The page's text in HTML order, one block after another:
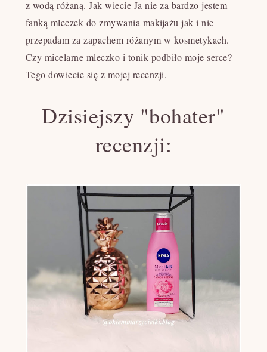
z wodą różaną. Jak wiecie Ja nie za bardzo jestem
fanką mleczek do zmywania makijażu jak i nie
przepadam za zapachem różanym w kosmetykach.
Czy micelarne mleczko i tonik podbiło moje serce?
Tego dowiecie się z mojej recenzji.
Dzisiejszy "bohater"
recenzji: